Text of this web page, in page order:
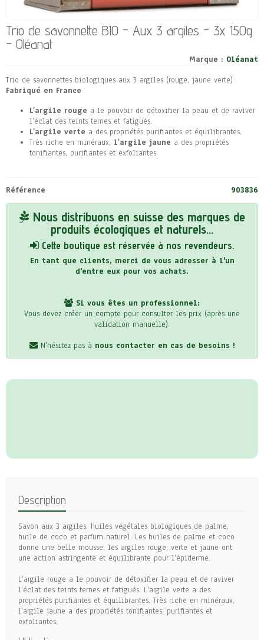
Trio de savonnette BIO - Aux 3 argiles - 3x 150g
- Oléanat
Marque : Oléanat
Trio de savonnettes biologiques aux 3 argiles (rouge, jaune verte)
Fabriqué en France
L’argile rouge a le pouvoir de détoxifier la peau et de raviver
l’éclat des teints ternes et fatigués.
L’argile verte a des propriétés purifiantes et équilibrantes.
Très riche en minéraux, l’argile jaune a des propriétés
tonifiantes, purifiantes et exfoliantes.
Référence 903836
Nous distribuons en suisse des marques de
produits écologiques et naturels...
Cette boutique est réservée à nos revendeurs.
En tant que clients, merci de vous adresser à l'un
d'entre eux pour vos achats.
Si vous êtes un professionnel:
Vous devez créer un compte pour consulter les prix (après une
validation manuelle).
N'hésitez pas à nous contacter en cas de besoins !
Description
Savon aux 3 argiles, huiles végétales biologiques de palme,
huile de coco et parfum naturel. Les huiles de palme et coco
donne une belle mousse, les argiles rouge, verte et jaune ont
une action astringente et équilibrante pour l'épiderme.
L’argile rouge a le pouvoir de détoxifier la peau et de raviver
l’éclat des teints ternes et fatigués. L’argile verte a des
propriétés purifiantes et équilibrantes. Très riche en minéraux,
l’argile jaune a des propriétés tonifiantes, purifiantes et
exfoliantes.